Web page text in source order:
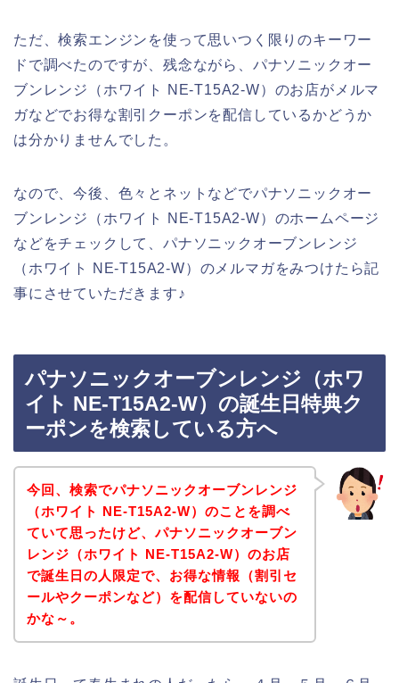
ただ、検索エンジンを使って思いつく限りのキーワー
ドで調べたのですが、残念ながら、パナソニックオー
ブンレンジ（ホワイト NE-T15A2-W）のお店がメルマ
ガなどでお得な割引クーポンを配信しているかどうか
は分かりませんでした。
なので、今後、色々とネットなどでパナソニックオー
ブンレンジ（ホワイト NE-T15A2-W）のホームページ
などをチェックして、パナソニックオーブンレンジ
（ホワイト NE-T15A2-W）のメルマガをみつけたら記
事にさせていただきます♪
パナソニックオーブンレンジ（ホワ
イト NE-T15A2-W）の誕生日特典ク
ーポンを検索している方へ
今回、検索でパナソニックオーブンレンジ
（ホワイト NE-T15A2-W）のことを調べ
ていて思ったけど、パナソニックオーブン
レンジ（ホワイト NE-T15A2-W）のお店
で誕生日の人限定で、お得な情報（割引セ
ールやクーポンなど）を配信していないの
かな～。